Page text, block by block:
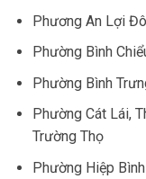
Phương An Lợi
Phường Bình
Phường Bình
Phường Cát Lái,
Trường Thọ
Phường Hiệp